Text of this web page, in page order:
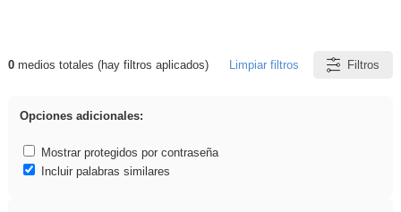
Resultados de: islamismo
0medios totales (hay filtros aplicados) Limpiar filtros Filtros
Opciones adicionales:
Mostrar protegidos por contraseña
Incluir palabras similares